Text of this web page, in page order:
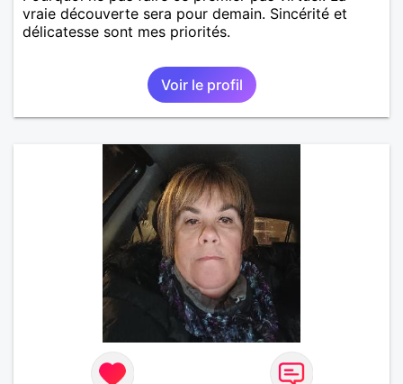
vraie découverte sera pour demain. Sincérité et
délicatesse sont mes priorités.
Voir le profil